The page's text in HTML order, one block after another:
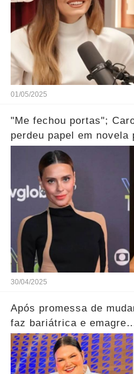
01/05/2025
"Me fechou portas";
perdeu papel em novela
30/04/2025
Após promessa de
faz bariátrica e